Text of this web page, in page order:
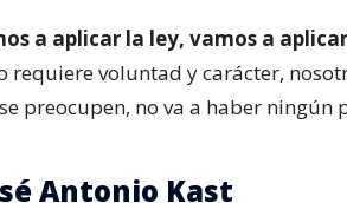
a aplicar la ley, vamos a
requiere voluntad y carácter,
preocupen, no va a haber ningún
Antonio Kast